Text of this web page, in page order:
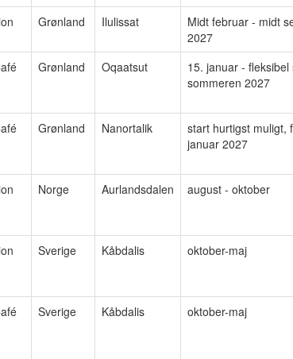
Grønland Ilulissat
Midt februar - midt
2027
Grønland Oqaatsut
15. januar - fleksibel
sommeren 2027
Grønland Nanortalik
start hurtigst muligt,
januar 2027
Norge Aurlandsdalen august - oktober
Sverige Kåbdalis oktober-maj
Sverige Kåbdalis oktober-maj